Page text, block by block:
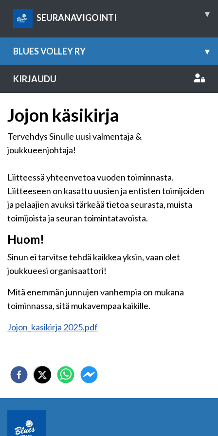
SEURANAVIGOINTI ▾
BLUES VOLLEY RY ▾
KIRJAUDU
Jojon käsikirja
Tervehdys Sinulle uusi valmentaja &
joukkueenjohtaja!
Liitteessä yhteenvetoa vuoden toiminnasta.
Liitteeseen on kasattu uusien ja entisten toimijoiden
ja pelaajien avuksi tärkeää tietoa seurasta, muista
toimijoista ja seuran toimintatavoista.
Huom!
Sinun ei tarvitse tehdä kaikkea yksin, vaan olet
joukkueesi organisaattori!
Mitä enemmän junnujen vanhempia on mukana
toiminnassa, sitä mukavempaa kaikille.
Jojon_kasikirja 2025.pdf